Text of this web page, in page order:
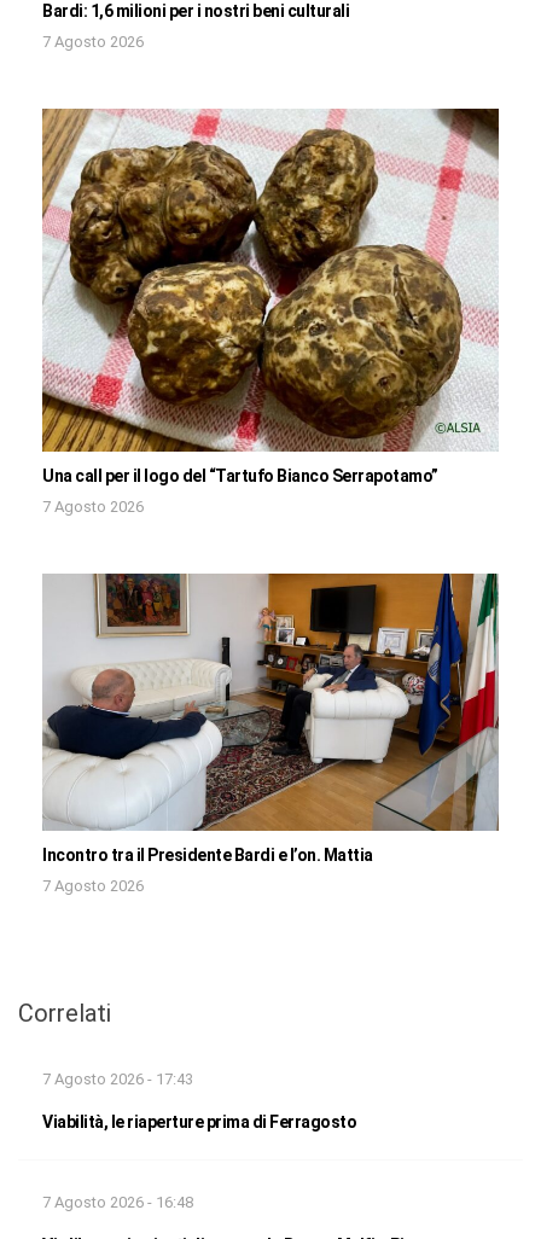
Bardi: 1,6 milioni per i nostri beni culturali
7 Agosto 2026
Una call per il logo del “Tartufo Bianco Serrapotamo”
7 Agosto 2026
Incontro tra il Presidente Bardi e l’on. Mattia
7 Agosto 2026
Correlati
7 Agosto 2026 - 17:43
Viabilità, le riaperture prima di Ferragosto
7 Agosto 2026 - 16:48